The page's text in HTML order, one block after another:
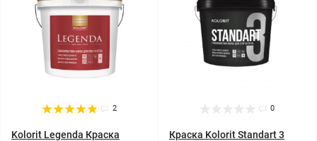
2
Kolorit Legenda Краска
0
Краска Kolorit Standart 3